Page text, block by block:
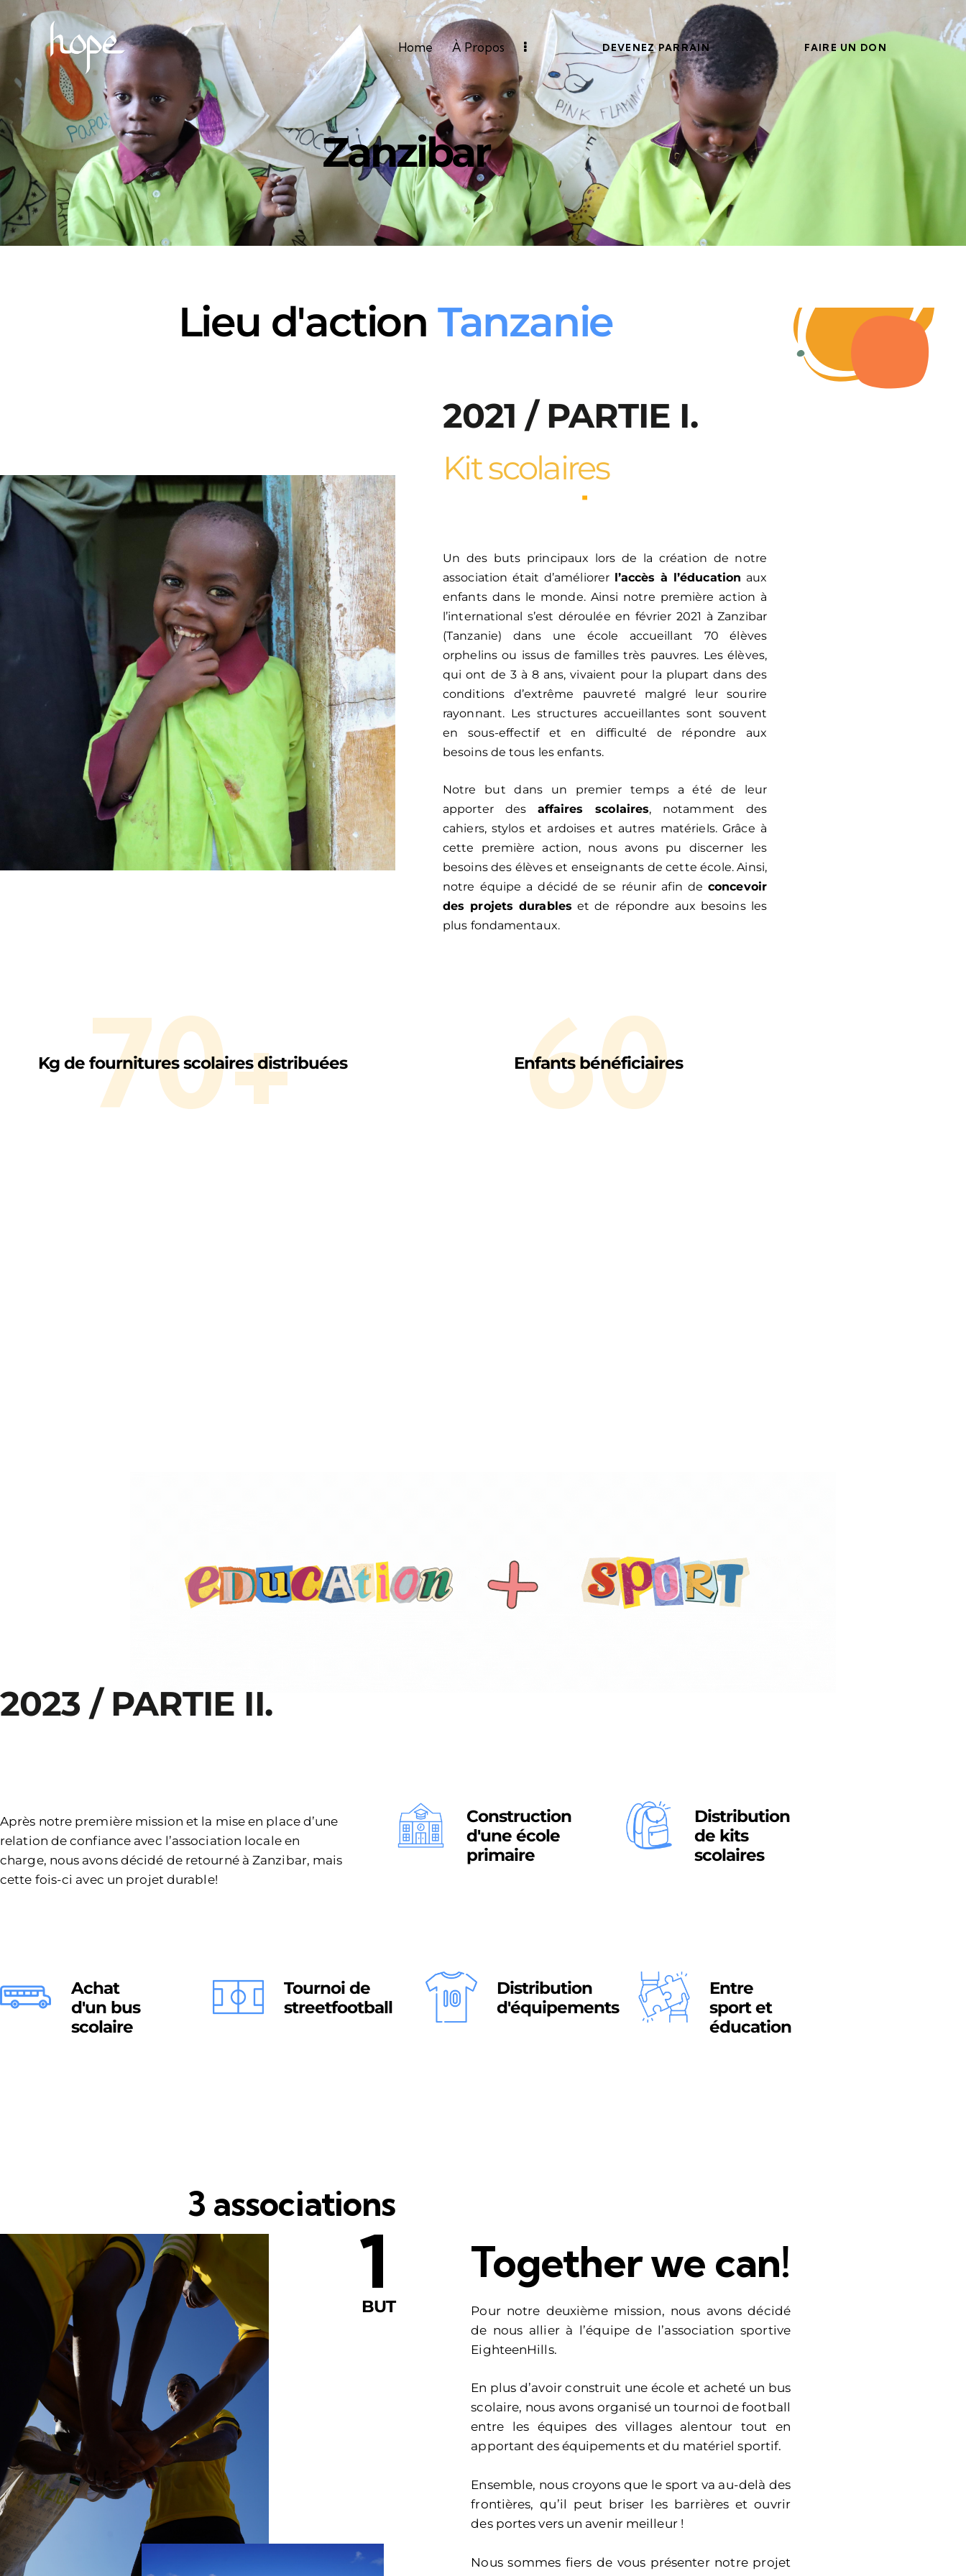
Home À Propos DEVENEZ PARRAIN FAIRE UN DON
Zanzibar
Lieu d'actionZanziba
2021 / PARTIE I.
Kit scolaires
Un des buts principaux lors de la création de notre
association était d’améliorer l’accès à l’éducation aux
enfants dans le monde. Ainsi notre première action à
l’international s’est déroulée en février 2021 à Zanzibar
(Tanzanie) dans une école accueillant 70 élèves
orphelins ou issus de familles très pauvres. Les élèves,
qui ont de 3 à 8 ans, vivaient pour la plupart dans des
conditions d’extrême pauvreté malgré leur sourire
rayonnant. Les structures accueillantes sont souvent
en sous-effectif et en difficulté de répondre aux
besoins de tous les enfants.
Notre but dans un premier temps a été de leur
apporter des affaires scolaires, notamment des
cahiers, stylos et ardoises et autres matériels. Grâce à
cette première action, nous avons pu discerner les
besoins des élèves et enseignants de cette école. Ainsi,
notre équipe a décidé de se réunir afin deconcevoir
des projets durables et de répondre aux besoins les
plus fondamentaux.
70+
Kg de fournitures scolaires distribuées 60
Enfants bénéficiaires
2023 / PARTIE II.
Après notre première mission et la mise en place d’une
relation de confiance avec l’association locale en
charge, nous avons décidé de retourné à Zanzibar, mais
cette fois-ci avec un projet durable!
Construction
d'une école
primaire
Distribution
de kits
scolaires
Achat
d'un bus
scolaire
Tournoi de
streetfootball
Distribution
d'équipements
Entre
sport et
éducation
3 associations
1
BUT
Together we can!
Pour notre deuxième mission, nous avons décidé
de nous allier à l’équipe de l’association sportive
EighteenHills.
En plus d’avoir construit une école et acheté un bus
scolaire, nous avons organisé un tournoi de football
entre les équipes des villages alentour tout en
apportant des équipements et du matériel sportif.
Ensemble, nous croyons que le sport va au-delà des
frontières, qu’il peut briser les barrières et ouvrir
des portes vers un avenir meilleur !
Nous sommes fiers de vous présenter notre projet